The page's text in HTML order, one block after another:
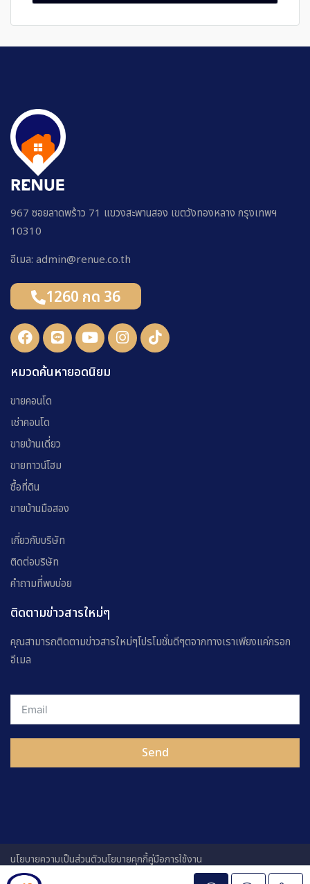
967 ซอยลาดพร้าว 71 แขวงสะพานสอง เขตวังทองหลาง กรุงเทพฯ
10310
อีเมล: admin@renue.co.th
1260 กด 36
หมวดค้นหายอดนิยม
ขายคอนโด
เช่าคอนโด
ขายบ้านเดี่ยว
ขายทาวน์โฮม
ซื้อที่ดิน
ขายบ้านมือสอง
เกี่ยวกับบริษัท
ติดต่อบริษัท
คำถามที่พบบ่อย
ติดตามข่าวสารใหม่ๆ
คุณสามารถติดตามข่าวสารใหม่ๆโปรโมชั่นดีๆตจากทางเราเพียงแค่กรอก
อีเมล
Send
นโยบายความเป็นส่วนตัวนโยบายคุกกี้คู่มือการใช้งาน